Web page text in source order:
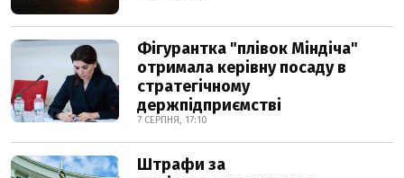
Фігурантка "плівок Міндіча"
отримала керівну посаду в
стратегічному
держпідприємстві
7 СЕРПНЯ, 17:10
Штрафи за